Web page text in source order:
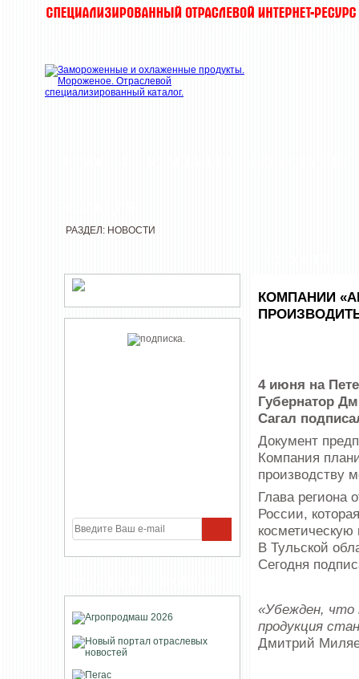
РАЗДЕЛ: НОВОСТИ
КОМПАНИИ
4 июня на
Губернатор
Сагал
Документ
Компания
производству
Глава региона
России,
В Тульской
Сегодня
«Убежден, что
продукция
Дмитрий